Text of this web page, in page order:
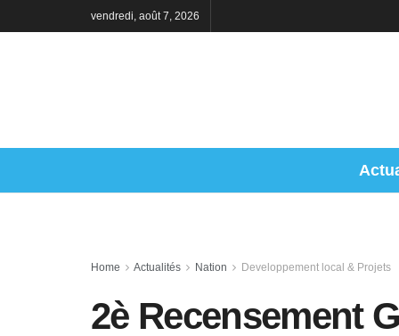
vendredi, août 7, 2026
Home Actualités Nation Developpement local & Projets
2è Recensement